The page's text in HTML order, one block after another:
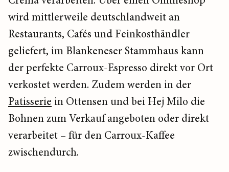
wird mittlerweile deutschlandweit an
Restaurants, Cafés und Feinkosthändler
geliefert, im Blankeneser Stammhaus kann
der perfekte Carroux-Espresso direkt vor Ort
verkostet werden. Zudem werden in der
Patisserie in Ottensen und bei Hej Milo die
Bohnen zum Verkauf angeboten oder direkt
verarbeitet – für den Carroux-Kaffee
zwischendurch.